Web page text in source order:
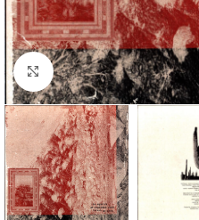
Klick zum Vergrößern